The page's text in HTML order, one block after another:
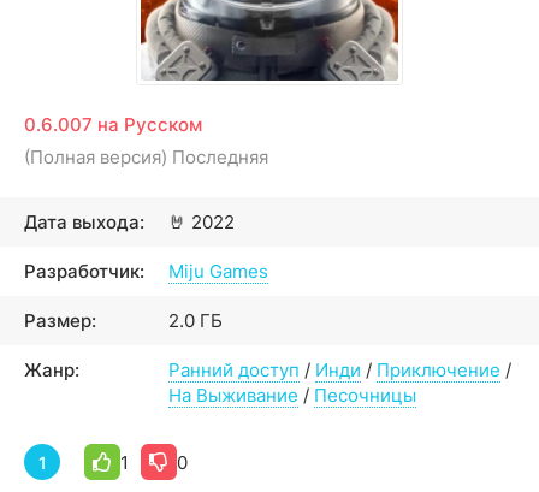
0.6.007 на Русском
(Полная версия) Последняя
🤘
Дата выхода: 2022
Разработчик: Miju Games
Размер: 2.0 ГБ
Жанр: Ранний доступ / Инди / Приключение /
На Выживание / Песочницы
1 1 0